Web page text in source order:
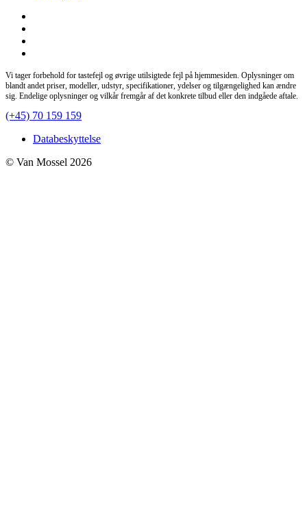
Vi tager forbehold for tastefejl og øvrige utilsigtede fejl på hjemmesiden. Oplysninger om
blandt andet priser, modeller, udstyr, specifikationer, ydelser og tilgængelighed kan ændre
sig. Endelige oplysninger og vilkår fremgår af det konkrete tilbud eller den indgåede aftale.
(+45) 70 159 159
Databeskyttelse
© Van Mossel 2026